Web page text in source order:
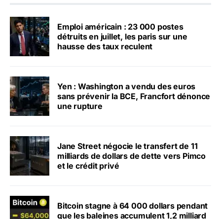
Emploi américain : 23 000 postes
détruits en juillet, les paris sur une
hausse des taux reculent
Yen : Washington a vendu des euros
sans prévenir la BCE, Francfort dénonce
une rupture
Jane Street négocie le transfert de 11
milliards de dollars de dette vers Pimco
et le crédit privé
Bitcoin stagne à 64 000 dollars pendant
que les baleines accumulent 1,2 milliard